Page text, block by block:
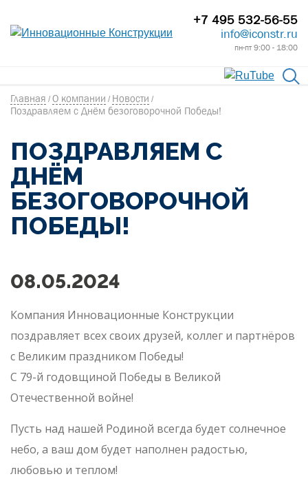
+7 495 532-56-55
info@iconstr.ru
пн-пт 9:00 - 18:00
Главная / О компании / Новости /
Поздравляем с Днём безоговорочной Победы!
ПОЗДРАВЛЯЕМ С
ДНЁМ
БЕЗОГОВОРОЧНОЙ
ПОБЕДЫ!
08.05.2024
Компания Инновационные Конструкции
поздравляет всех своих друзей, коллег и партнёров
с Великим праздником Победы!
С 79-й годовщиной Победы в Великой
Отечественной войне!
Пусть над нашей Родиной всегда будет солнечное
небо, а ваш дом будет наполнен радостью,
любовью и теплом!